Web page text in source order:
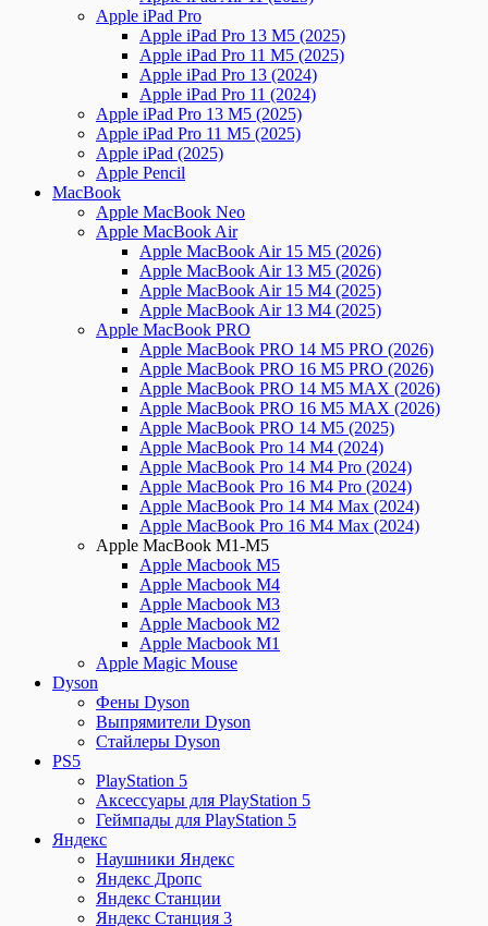
Apple iPad Pro
Apple iPad Pro 13 M5 (2025)
Apple iPad Pro 11 M5 (2025)
Apple iPad Pro 13 (2024)
Apple iPad Pro 11 (2024)
Apple iPad Pro 13 M5 (2025)
Apple iPad Pro 11 M5 (2025)
Apple iPad (2025)
Apple Pencil
MacBook
Apple MacBook Neo
Apple MacBook Air
Apple MacBook Air 15 M5 (2026)
Apple MacBook Air 13 M5 (2026)
Apple MacBook Air 15 M4 (2025)
Apple MacBook Air 13 M4 (2025)
Apple MacBook PRO
Apple MacBook PRO 14 M5 PRO (2026)
Apple MacBook PRO 16 M5 PRO (2026)
Apple MacBook PRO 14 M5 MAX (2026)
Apple MacBook PRO 16 M5 MAX (2026)
Apple MacBook PRO 14 M5 (2025)
Apple MacBook Pro 14 M4 (2024)
Apple MacBook Pro 14 M4 Pro (2024)
Apple MacBook Pro 16 M4 Pro (2024)
Apple MacBook Pro 14 M4 Max (2024)
Apple MacBook Pro 16 M4 Max (2024)
Apple MacBook M1-M5
Apple Macbook M5
Apple Macbook M4
Apple Macbook M3
Apple Macbook M2
Apple Macbook M1
Apple Magic Mouse
Dyson
Фены Dyson
Выпрямители Dyson
Стайлеры Dyson
PS5
PlayStation 5
Аксессуары для PlayStation 5
Геймпады для PlayStation 5
Яндекс
Наушники Яндекс
Яндекс Дропс
Яндекс Станции
Яндекс Станция 3